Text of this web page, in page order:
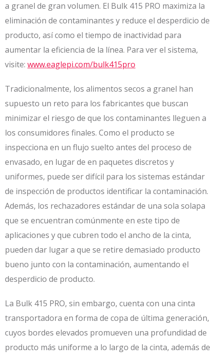
a granel de gran volumen. El Bulk 415 PRO maximiza la
eliminación de contaminantes y reduce el desperdicio de
producto, así como el tiempo de inactividad para
aumentar la eficiencia de la línea. Para ver el sistema,
visite: www.eaglepi.com/bulk415pro
Tradicionalmente, los alimentos secos a granel han
supuesto un reto para los fabricantes que buscan
minimizar el riesgo de que los contaminantes lleguen a
los consumidores finales. Como el producto se
inspecciona en un flujo suelto antes del proceso de
envasado, en lugar de en paquetes discretos y
uniformes, puede ser difícil para los sistemas estándar
de inspección de productos identificar la contaminación.
Además, los rechazadores estándar de una sola solapa
que se encuentran comúnmente en este tipo de
aplicaciones y que cubren todo el ancho de la cinta,
pueden dar lugar a que se retire demasiado producto
bueno junto con la contaminación, aumentando el
desperdicio de producto.
La Bulk 415 PRO, sin embargo, cuenta con una cinta
transportadora en forma de copa de última generación,
cuyos bordes elevados promueven una profundidad de
producto más uniforme a lo largo de la cinta, además de